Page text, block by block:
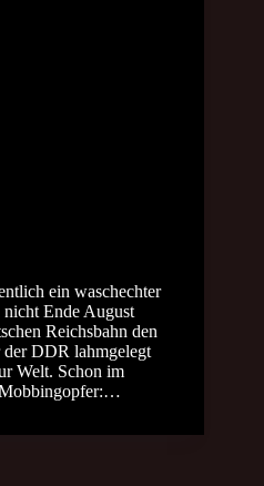
ein waschechter
Ende August
Reichsbahn den
der DDR lahmgelegt
Welt. Schon im